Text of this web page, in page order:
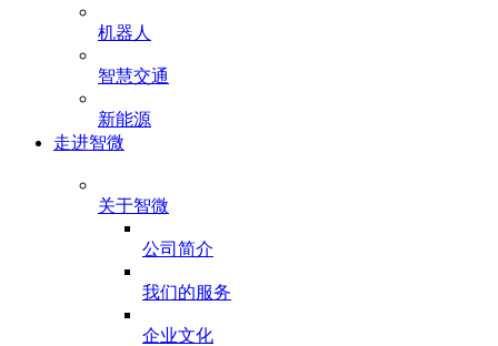
机器人
智慧交通
新能源
走进智微
关于智微
公司简介
我们的服务
企业文化